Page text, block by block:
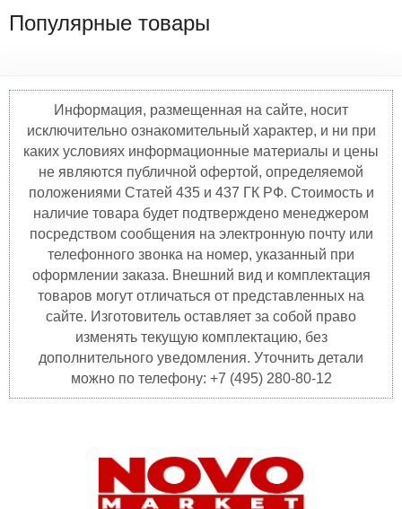
Популярные товары
Информация, размещенная на сайте, носит
исключительно ознакомительный характер, и ни при
каких условиях информационные материалы и цены
не являются публичной офертой, определяемой
положениями Статей 435 и 437 ГК РФ. Стоимость и
наличие товара будет подтверждено менеджером
посредством сообщения на электронную почту или
телефонного звонка на номер, указанный при
оформлении заказа. Внешний вид и комплектация
товаров могут отличаться от представленных на
сайте. Изготовитель оставляет за собой право
изменять текущую комплектацию, без
дополнительного уведомления. Уточнить детали
можно по телефону: +7 (495) 280-80-12